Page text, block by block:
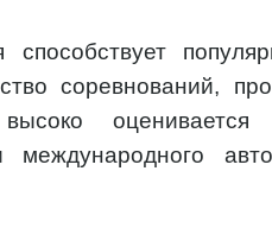
соревнований,